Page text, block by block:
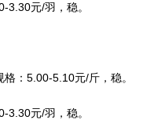
3.30元/羽，稳。
：5.00-5.10元/斤，稳。
3.30元/羽，稳。